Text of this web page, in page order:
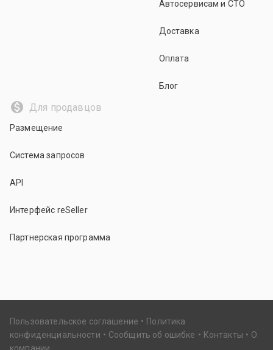
Автосервисам и СТО
Доставка
Оплата
Блог
Для продавцов
Размещение
Система запросов
API
Интерфейс reSeller
Партнерская программа
Пользовательское соглашение
Политика
конфиденциальности
Сообщить об ошибке Контакты
О